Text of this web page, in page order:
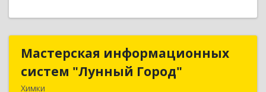
Мастерская информационных
систем "Лунный Город"
Химки
Мастерская информационных
систем "Лунный Город"